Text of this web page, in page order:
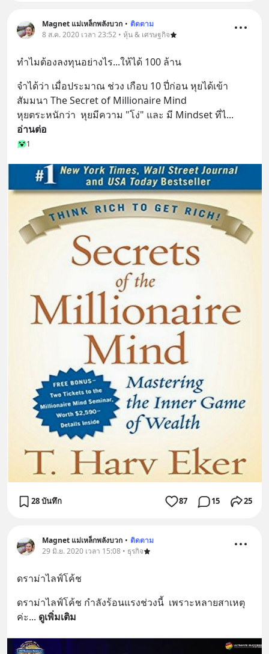
Magnet แม่เหล็กพลังบวก • ติดตาม
8 ส.ค. 2020 เวลา 23:52 • หุ้น & เศรษฐกิจ
ทำไมต้องลงทุนอย่างไร...ให้ได้ 100 ล้าน
จำได้ว่า เมื่อประมาณ ช่วง เกือบ 10 ปี่ก่อน หุยได้เข้า
สัมมนา The Secret of Millionaire Mind
หุยตระหนักว่า  หุยมีความ "โง่" และ มี Mindset ที่ไ
อ่านต่อ
1
28 บันทึก 87 15 25
Magnet แม่เหล็กพลังบวก • ติดตาม
29 มิ.ย. 2020 เวลา 15:08 • ธุรกิจ
ดราม่าไลฟ์โค้ช
ดราม่าไลฟ์โค้ช กำลังร้อนแรงช่วงนี้  เพราะหลายสาเหตุ
ค่ะ... ดูเพิ่มเติม